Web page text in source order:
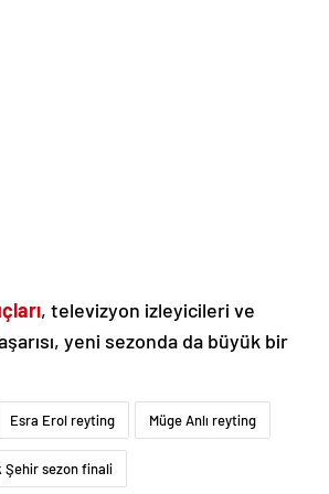
, televizyon izleyicileri ve
yeni sezonda da büyük bir
Esra Erol reyting Müge Anlı reyting
Şehir sezon finali